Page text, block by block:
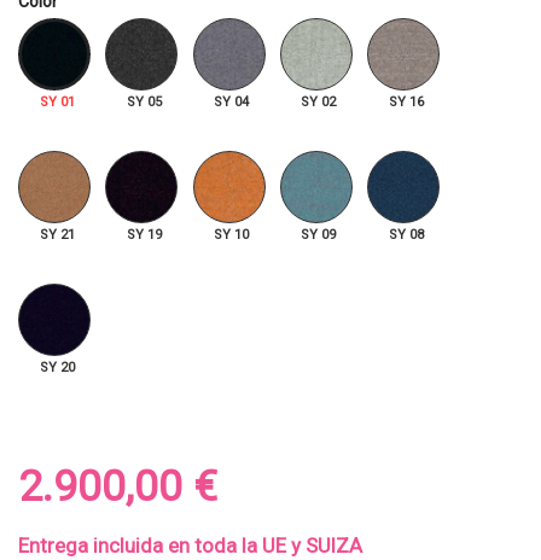
SY 01 SY 05 SY 04 SY 02 SY 16
SY 21 SY 19 SY 10 SY 09 SY 08
SY 20
2.900,00 €
Entrega incluida en toda la UE y SUIZA